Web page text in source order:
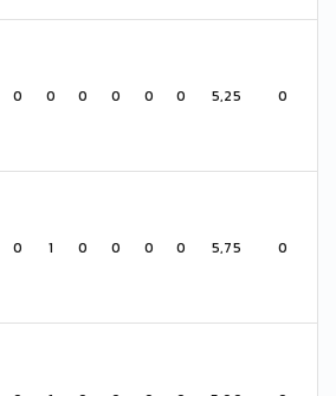
0 0 0 0 0 0 5,25 0
0 1 0 0 0 0 5,75 0